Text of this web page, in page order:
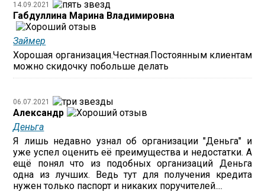
14.09.2021
Габдуллина Марина Владимировна
Займер
Хорошая организация.Честная.Постоянным клиентам
можно скидочку побольше делать
06.07.2021
Александр
Деньга
Я лишь недавно узнал об организации "Деньга" и
уже успел оценить её преимущества и недостатки. А
ещё понял что из подобных организаций Деньга
одна из лучших. Ведь тут для получения кредита
нужен только паспорт и никаких поручителей....